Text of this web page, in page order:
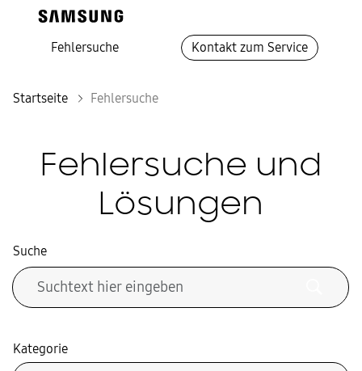
Fehlersuche Kontakt zum Service
Startseite Fehlersuche
Fehlersuche und
Lösungen
Suche
Kategorie